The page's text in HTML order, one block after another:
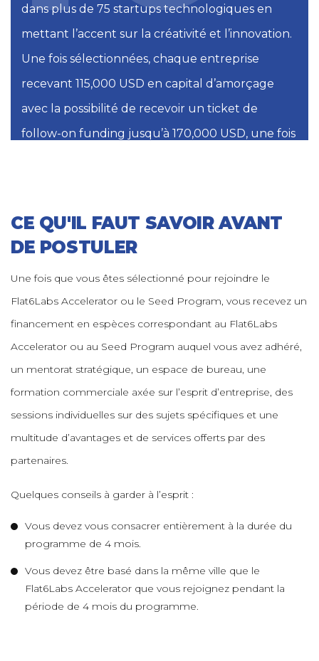
dans plus de 75 startups technologiques en
mettant l’accent sur la créativité et l’innovation.
Une fois sélectionnées, chaque entreprise
recevant 115,000 USD en capital d’amorçage
avec la possibilité de recevoir un ticket de
follow-on funding jusqu’à 170,000 USD, une fois
CE QU'IL FAUT SAVOIR AVANT
DE POSTULER
Une fois que vous êtes sélectionné pour rejoindre le
Flat6Labs Accelerator ou le Seed Program, vous recevez un
financement en espèces correspondant au Flat6Labs
Accelerator ou au Seed Program auquel vous avez adhéré,
un mentorat stratégique, un espace de bureau, une
formation commerciale axée sur l’esprit d’entreprise, des
sessions individuelles sur des sujets spécifiques et une
multitude d’avantages et de services offerts par des
partenaires.
Quelques conseils à garder à l’esprit :
Vous devez vous consacrer entièrement à la durée du
programme de 4 mois.
Vous devez être basé dans la même ville que le
Flat6Labs Accelerator que vous rejoignez pendant la
période de 4 mois du programme.